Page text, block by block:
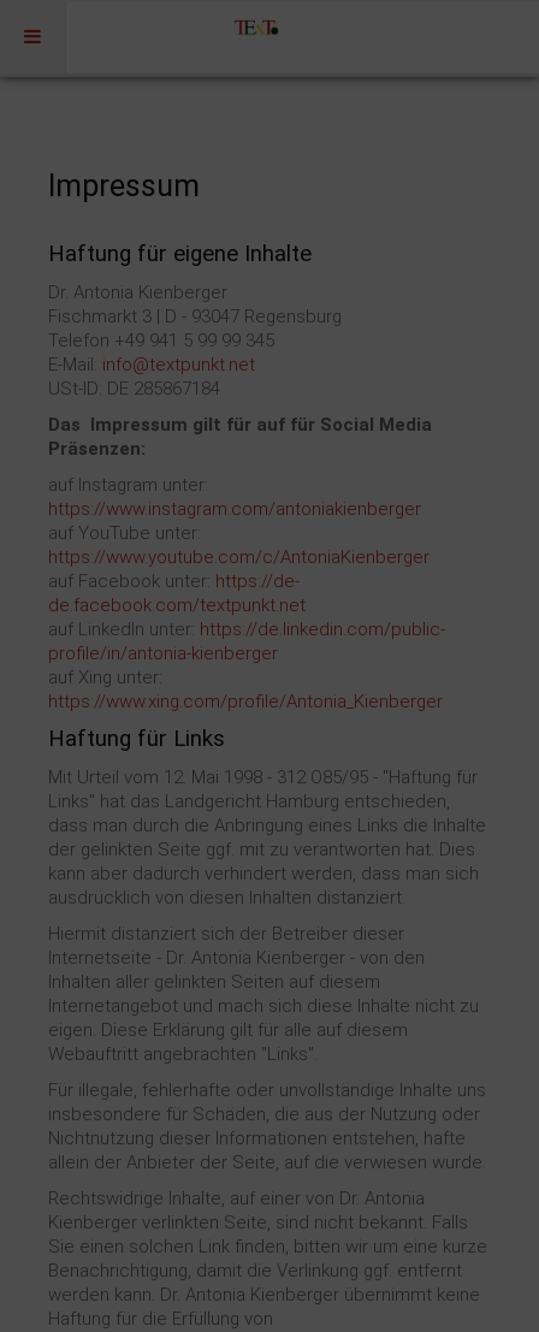
Portfolio
Projekte
Projekte Kulturmarketing
Events | Workshops
Medien | Öffentlichkeit | Kundenkommunikation
Förderprogramme
Rechtssicherheit
Referenzen
Kontakt
Impressum
Haftung für eigene Inhalte
Dr. Antonia Kienberger
Fischmarkt 3 | D - 93047 Regensburg
Telefon +49 941 5 99 99 345
E-Mail: info@textpunkt.net
USt-ID: DE 285867184
Das Impressum gilt für auf für Social Media
Präsenzen:
auf Instagram unter:
https://www.instagram.com/antoniakienberger
auf YouTube unter:
https://www.youtube.com/c/AntoniaKienberger
auf Facebook unter: https://de-
de.facebook.com/textpunkt.net
auf LinkedIn unter: https://de.linkedin.com/public-
profile/in/antonia-kienberger
auf Xing unter:
https://www.xing.com/profile/Antonia_Kienberger
Haftung für Links
Mit Urteil vom 12. Mai 1998 - 312 O85/95 - "Haftung für
Links" hat das Landgericht Hamburg entschieden,
dass man durch die Anbringung eines Links die Inhalte
der gelinkten Seite ggf. mit zu verantworten hat. Dies
kann aber dadurch verhindert werden, dass man sich
ausdrücklich von diesen Inhalten distanziert.
Hiermit distanziert sich der Betreiber dieser
Internetseite - Dr. Antonia Kienberger - von den
Inhalten aller gelinkten Seiten auf diesem
Internetangebot und mach sich diese Inhalte nicht zu
eigen. Diese Erklärung gilt für alle auf diesem
Webauftritt angebrachten "Links".
Für illegale, fehlerhafte oder unvollständige Inhalte uns
insbesondere für Schäden, die aus der Nutzung oder
Nichtnutzung dieser Informationen entstehen, hafte
allein der Anbieter der Seite, auf die verwiesen wurde.
Rechtswidrige Inhalte, auf einer von Dr. Antonia
Kienberger verlinkten Seite, sind nicht bekannt. Falls
Sie einen solchen Link finden, bitten wir um eine kurze
Benachrichtigung, damit die Verlinkung ggf. entfernt
werden kann. Dr. Antonia Kienberger übernimmt keine
Haftung für die Erfüllung von